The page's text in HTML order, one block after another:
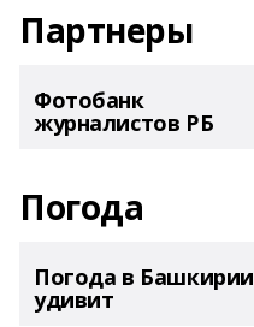
Партнеры
Фотобанк
журналистов РБ
Погода
Погода в Башкирии
удивит